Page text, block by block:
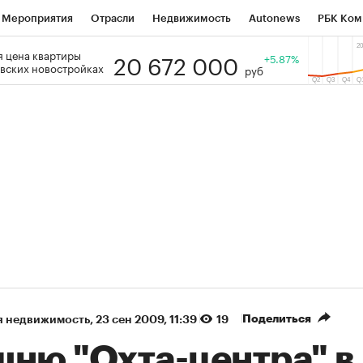
Мероприятия Отрасли Недвижимость Autonews РБК
РБК Образование Тренды
цена квартиры
новостройках
20 672 000 руб
+5.87%
недвижимость⁠, 23 сен 2009, 11:39 19 Поделиться